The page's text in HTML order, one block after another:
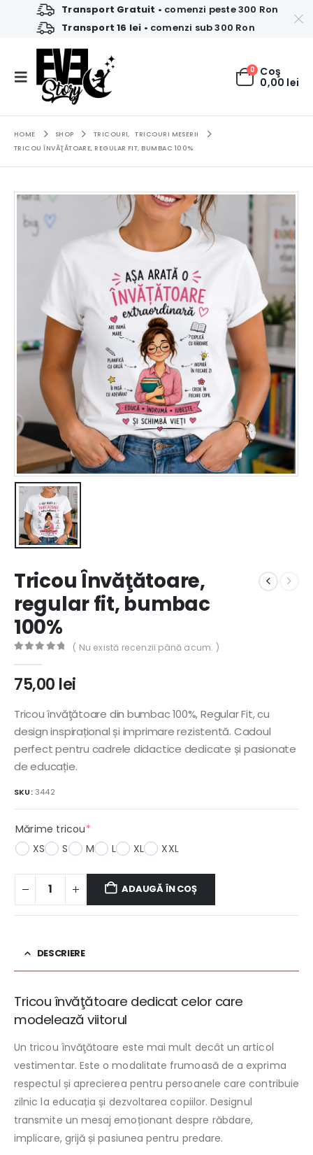
Transport Gratuit • comenzi peste 300 Ron
Transport 16 lei • comenzi sub 300 Ron
0 Coş
0,00 lei
HOME SHOP TRICOURI,
TRICOURI MESERII
TRICOU ÎNVĂŢĂTOARE, REGULAR FIT, BUMBAC 100%
Tricou Învăţătoare,
regular fit, bumbac
100%
( Nu există recenzii până acum. )
75,00 lei
Tricou învăţătoare din bumbac 100%, Regular Fit, cu
design inspirațional și imprimare rezistentă. Cadoul
perfect pentru cadrele didactice dedicate și pasionate
de educație.
SKU:3442
Mărime tricou*(required)
XS
S M L XL XXL
ADAUGĂ ÎN COȘ
DESCRIERE
Tricou învăţătoare dedicat celor care
modelează viitorul
Un tricou învăţătoare este mai mult decât un articol
vestimentar. Este o modalitate frumoasă de a exprima
respectul și aprecierea pentru persoanele care contribuie
zilnic la educația și dezvoltarea copiilor. Designul
transmite un mesaj emoționant despre răbdare,
implicare, grijă și pasiunea pentru predare.